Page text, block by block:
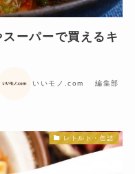
スーパーで買えるキ
いいモノ.com 編集部
レトルト・缶詰